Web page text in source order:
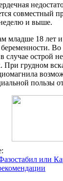
совместный
и выше.
младше 18
случае острой
При грудном
пользы
или